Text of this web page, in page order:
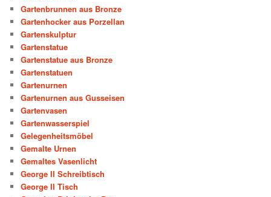
Gartenbrunnen aus Bronze
Gartenhocker aus Porzellan
Gartenskulptur
Gartenstatue
Gartenstatue aus Bronze
Gartenstatuen
Gartenurnen
Gartenurnen aus Gusseisen
Gartenvasen
Gartenwasserspiel
Gelegenheitsmöbel
Gemalte Urnen
Gemaltes Vasenlicht
George II Schreibtisch
George II Tisch